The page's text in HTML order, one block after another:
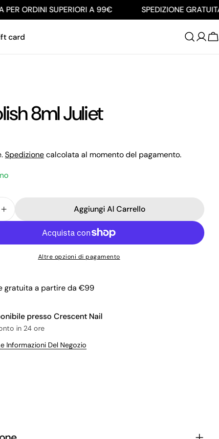
ORDINI SUPERIORI A 99€ SPEDIZIONE GRATUITA
card
8ml Juliet
Spedizionecalcolata al momento del pagamento.
La Quantità Per Gel Polish 8ml Juliet
Aumenta La Quantità Per Gel Polish 8ml Juliet
Aggiungi Al Carrello
Altre opzioni di pagamento
gratuita a partire da €99
pressoCrescent Nail
in 24 ore
Informazioni Del Negozio
Condividere
su su su
Fai una domanda
tua
tuo
telefono
Il
tuo
messaggio